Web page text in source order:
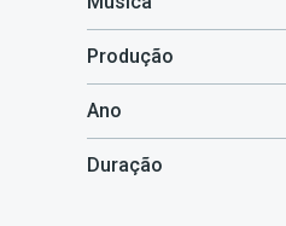
Produção
Ano
Duração